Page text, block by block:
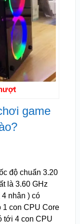
game
độ chuẩn 3.20
là 3.60 GHz
nhân ) có
1 con CPU Core
tới 4 con CPU